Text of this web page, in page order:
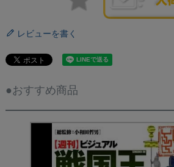
レビューを書く
●おすすめ商品